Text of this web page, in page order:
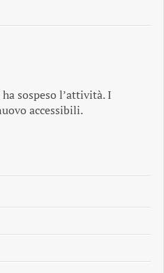
sospeso l’attività. I
accessibili.